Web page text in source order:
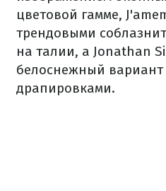
цветовой гамме,
трендовыми
на талии, а Jonathan
белоснежный
драпировками.